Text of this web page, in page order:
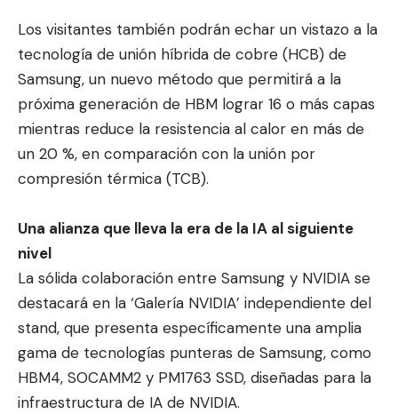
Los visitantes también podrán echar un vistazo a la
tecnología de unión híbrida de cobre (HCB) de
Samsung, un nuevo método que permitirá a la
próxima generación de HBM lograr 16 o más capas
mientras reduce la resistencia al calor en más de
un 20 %, en comparación con la unión por
compresión térmica (TCB).
Una alianza que lleva la era de la IA al siguiente
nivel
La sólida colaboración entre Samsung y NVIDIA se
destacará en la ‘Galería NVIDIA’ independiente del
stand, que presenta específicamente una amplia
gama de tecnologías punteras de Samsung, como
HBM4, SOCAMM2 y PM1763 SSD, diseñadas para la
infraestructura de IA de NVIDIA.